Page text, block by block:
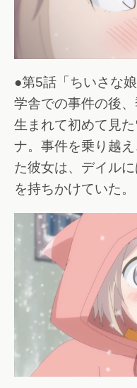
●第5話「ちいさな
学舎での事件の後、
生まれて初めて見
ナ。事件を乗り越
た彼女は、デイル
を持ちかけていた。